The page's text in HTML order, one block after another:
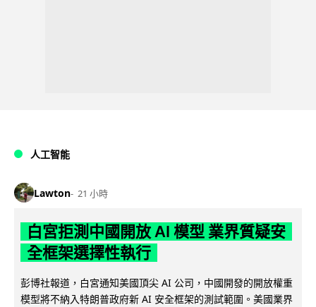
人工智能
Lawton 21 小時
白宮拒測中國開放 AI 模型 業界質疑安
全框架選擇性執行
彭博社報道，白宮通知美國頂尖 AI 公司，中國開發的開放權重
模型將不納入特朗普政府新 AI 安全框架的測試範圍。美國業界